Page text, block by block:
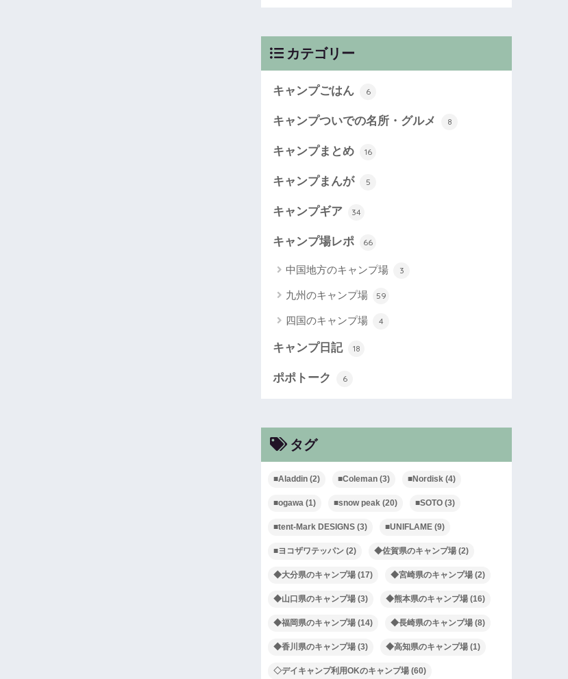
カテゴリー
キャンプごはん 6
キャンプついでの名所・グルメ 8
キャンプまとめ 16
キャンプまんが 5
キャンプギア 34
キャンプ場レポ 66
中国地方のキャンプ場 3
九州のキャンプ場 59
四国のキャンプ場 4
キャンプ日記 18
ポポトーク 6
タグ
■Aladdin (2) ■Coleman (3) ■Nordisk (4)
■ogawa (1) ■snow peak (20) ■SOTO (3)
■tent-Mark DESIGNS (3) ■UNIFLAME (9)
■ヨコザワテッパン (2) ◆佐賀県のキャンプ場 (2)
◆大分県のキャンプ場 (17) ◆宮崎県のキャンプ場 (2)
◆山口県のキャンプ場 (3) ◆熊本県のキャンプ場 (16)
◆福岡県のキャンプ場 (14) ◆長崎県のキャンプ場 (8)
◆香川県のキャンプ場 (3) ◆高知県のキャンプ場 (1)
◇デイキャンプ利用OKのキャンプ場 (60)